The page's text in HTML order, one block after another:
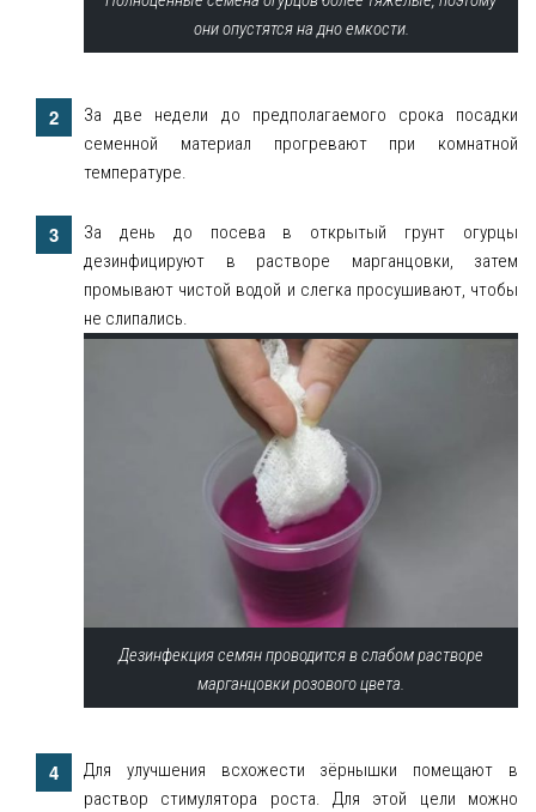
они опустятся на дно емкости.
За две недели до предполагаемого срока посадки
семенной материал прогревают при комнатной
температуре.
За день до посева в открытый грунт огурцы
дезинфицируют в растворе марганцовки, затем
промывают чистой водой и слегка просушивают, чтобы
не слипались.
Дезинфекция семян проводится в слабом растворе
марганцовки розового цвета.
Для улучшения всхожести зёрнышки помещают в
раствор стимулятора роста. Для этой цели можно